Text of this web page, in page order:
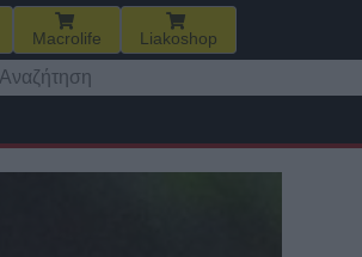
Macrolife Liakoshop
για: